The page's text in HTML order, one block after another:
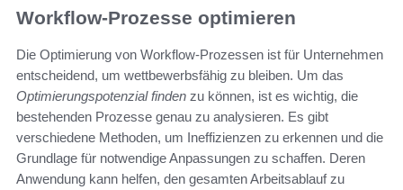
Workflow-Prozesse optimieren
Die Optimierung von Workflow-Prozessen ist für Unternehmen
entscheidend, um wettbewerbsfähig zu bleiben. Um das
Optimierungspotenzial finden zu können, ist es wichtig, die
bestehenden Prozesse genau zu analysieren. Es gibt
verschiedene Methoden, um Ineffizienzen zu erkennen und die
Grundlage für notwendige Anpassungen zu schaffen. Deren
Anwendung kann helfen, den gesamten Arbeitsablauf zu